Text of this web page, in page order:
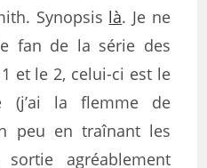
Synopsis là. Je ne
fan de la série des
1 et le 2, celui-ci est le
(j’ai la flemme de
peu en traînant les
agréablement